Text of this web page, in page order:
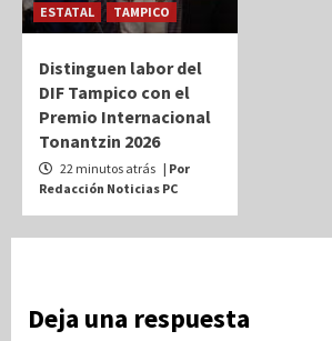
ESTATAL TAMPICO
Distinguen labor del
DIF Tampico con el
Premio Internacional
Tonantzin 2026
22 minutos atrás | Por
Redacción Noticias PC
Deja una respuesta